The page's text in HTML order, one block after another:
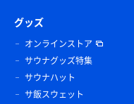
グッズ
オンラインストア
サウナグッズ特集
サウナハット
サ飯スウェット